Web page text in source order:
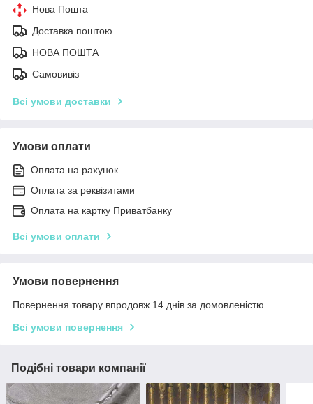
Нова Пошта
Доставка поштою
НОВА ПОШТА
Самовивіз
Всі умови доставки
Умови оплати
Оплата на рахунок
Оплата за реквізитами
Оплата на картку Приватбанку
Всі умови оплати
Умови повернення
Повернення товару впродовж 14 днів за домовленістю
Всі умови повернення
Подібні товари компанії